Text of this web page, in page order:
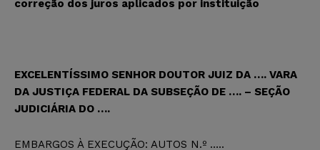
correção dos juros aplicados por instituição
EXCELENTÍSSIMO SENHOR DOUTOR JUIZ DA …. VARA
DA JUSTIÇA FEDERAL DA SUBSEÇÃO DE …. – SEÇÃO
JUDICIÁRIA DO ….
EMBARGOS À EXECUÇÃO: AUTOS N.º …..